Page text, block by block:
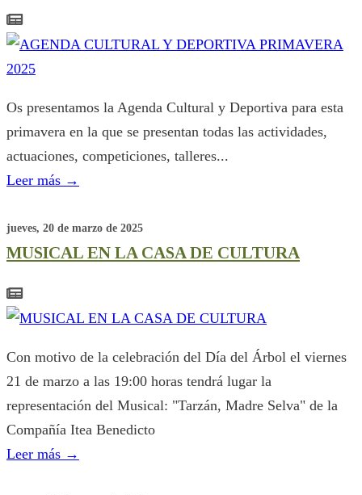
Os presentamos la Agenda Cultural y Deportiva para esta
primavera en la que se presentan todas las actividades,
actuaciones, competiciones, talleres...
Leer más →
jueves, 20 de marzo de 2025
MUSICAL EN LA CASA DE CULTURA
Con motivo de la celebración del Día del Árbol el viernes
21 de marzo a las 19:00 horas tendrá lugar la
representación del Musical: "Tarzán, Madre Selva" de la
Compañía Itea Benedicto
Leer más →